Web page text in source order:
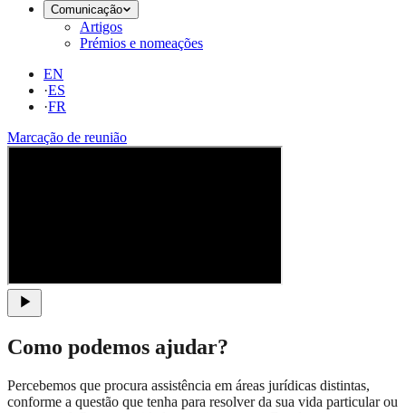
Comunicação
Artigos
Prémios e nomeações
EN
·ES
·FR
Marcação de reunião
Como podemos ajudar?
Percebemos que procura assistência em áreas jurídicas distintas,
conforme a questão que tenha para resolver da sua vida particular ou